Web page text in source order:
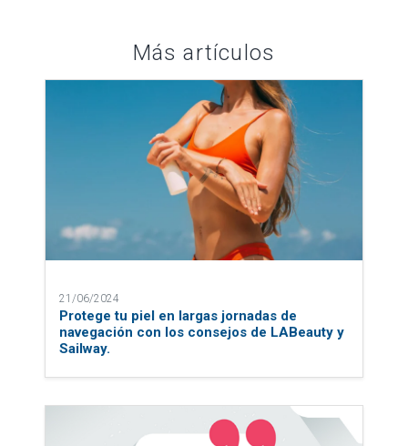
Más artículos
21/06/2024
Protege tu piel en largas jornadas de
navegación con los consejos de LABeauty y
Sailway.